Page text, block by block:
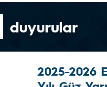
duyurular
2025-2026